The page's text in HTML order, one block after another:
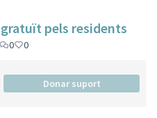
pels residents
0 0
Donar suport